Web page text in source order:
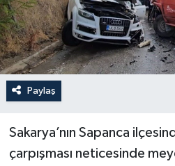
Paylaş
Sakarya’nın Sapanca
çarpışması neticesinde